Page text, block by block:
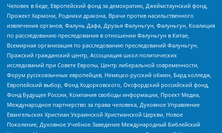
Человек в беде, Европейский фонд за демократию, Джеймстаунский фонд,
Прожект Хармони, Родники дракона, Врачи против насильственного
извлечения органов, Фалунь Дафа, Друзья Фалуньгун, Фалуньгун, Коалиция
по расследованию преследования в отношении Фалуньгун в Китае,
Всемирная организация по расследованию преследований Фалуньгун,
Пражский гражданский центр, Ассоциация школ политических
исследований при Совете Европы, Центр либеральной современности,
Форум русскоязычных европейцев, Немецко-русский обмен, Бард колледж,
Европейский выбор, Фонд Ходорковского, Оксфордский российский фонд,
Фонд Будущее России, Компания свободы информации, Проект Медиа,
Международное партнерство за права человека, Духовное Управление
Евангельских Христиан Украинской Христианской Церкви, Новое
Поколение, Духовное Учебное Заведение Международный Библейский